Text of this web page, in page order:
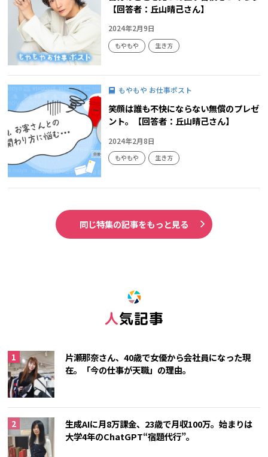
【回答者：丘山晴己さん】
2024年2月9日
もやもや 生き方
もやもや お仕事ポスト
笑顔は誰も不快にならない無償のプレゼ
ント。【回答者：丘山晴己さん】
2024年2月8日
もやもや 生き方
同じ特集の記事をもっと見る
人気記事
片瀬那奈さん、40歳で女優から会社員になった現
在。「今の仕事が天職」の理由。
生成AIに月8万課金、23歳で月収100万。始まりは
大学4年のChatGPT“宿題代行”。